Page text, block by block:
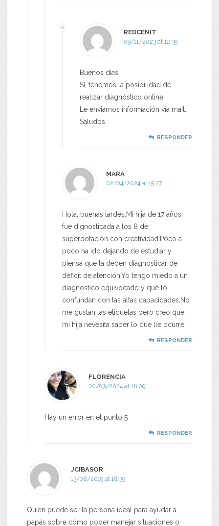
REDCENIT
09/11/2023 at 12:39
Buenos días,
Sí, tenemos la posibilidad de
realizar diagnóstico online.
Le enviamos información vía mail.
Saludos,
RESPONDER
MARA
02/04/2024 at 15:27
Hola, buenas tardes.Mi hija de 17 años
fue dignosticada a los 8 de
superdotación con creatividad.Poco a
poco ha ido dejando de estudiar y
piensa que la deben diagnosticar de
déficit de atención.Yo tengo miedo a un
diagnóstico equivocado y que lo
confundan con las altas capacidades.No
me gustan las etiquetas pero creo que
mi hija nevesita saber lo que lle ocurre.
RESPONDER
FLORENCIA
20/03/2024 at 16:09
Hay un error en el punto 5
RESPONDER
JCIBASOR
13/08/2019 at 18:39
Quien puede ser la persona ideal para ayudar a
papás sobre cómo poder manejar situaciones o